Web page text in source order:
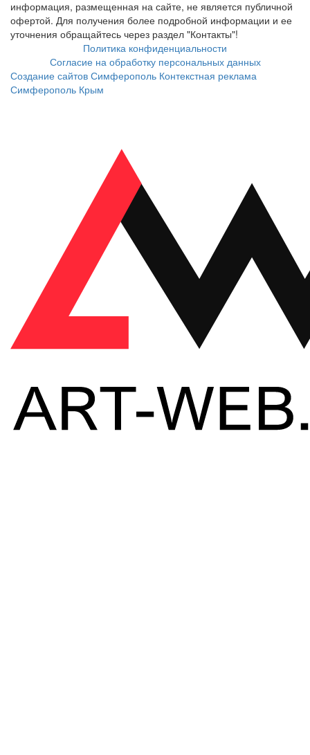
информация, размещенная на сайте, не является публичной
офертой. Для получения более подробной информации и ее
уточнения обращайтесь через раздел "Контакты"!
Политика конфиденциальности
Согласие на обработку персональных данных
Создание сайтов Симферополь Контекстная реклама
Симферополь Крым